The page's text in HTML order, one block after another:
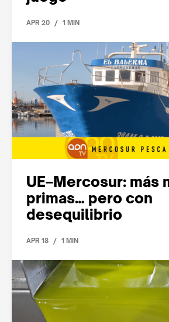
APR 20 / 1 MIN
UE–Mercosur: más
primas… pero con
desequilibrio
APR 18 / 1 MIN